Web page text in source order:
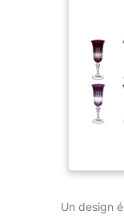
Un design